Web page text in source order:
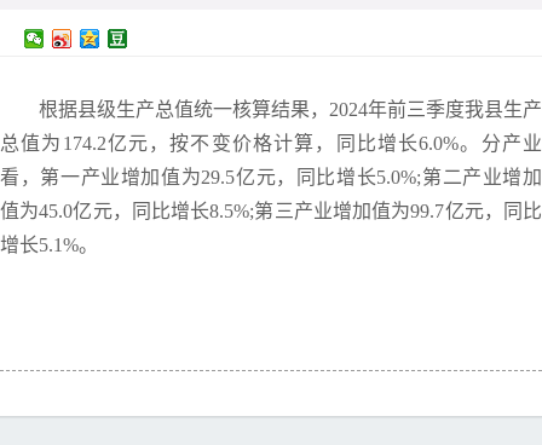
根据县级生产总值统一核算结果，2024年前三季度我县生产
总值为174.2亿元，按不变价格计算，同比增长6.0%。分产业
看，第一产业增加值为29.5亿元，同比增长5.0%;第二产业增加
值为45.0亿元，同比增长8.5%;第三产业增加值为99.7亿元，同比
增长5.1%。